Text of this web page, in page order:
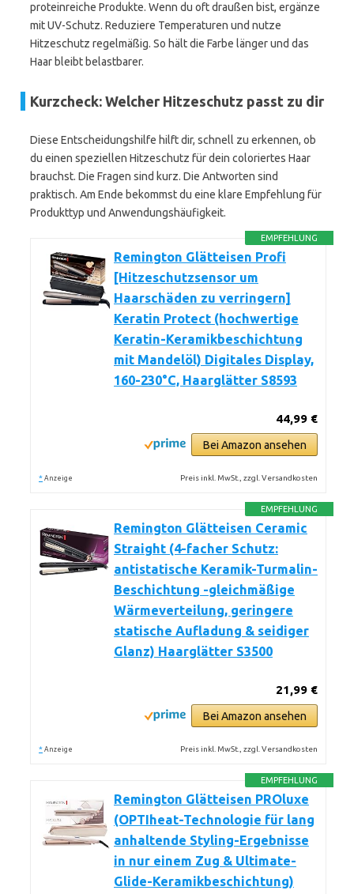
proteinreiche Produkte. Wenn du oft draußen bist, ergänze
mit UV-Schutz. Reduziere Temperaturen und nutze
Hitzeschutz regelmäßig. So hält die Farbe länger und das
Haar bleibt belastbarer.
Kurzcheck: Welcher Hitzeschutz passt zu dir
Diese Entscheidungshilfe hilft dir, schnell zu erkennen, ob
du einen speziellen Hitzeschutz für dein coloriertes Haar
brauchst. Die Fragen sind kurz. Die Antworten sind
praktisch. Am Ende bekommst du eine klare Empfehlung für
Produkttyp und Anwendungshäufigkeit.
EMPFEHLUNG
Remington Glätteisen Profi
[Hitzeschutzsensor um
Haarschäden zu verringern]
Keratin Protect (hochwertige
Keratin-Keramikbeschichtung
mit Mandelöl) Digitales Display,
160-230°C, Haarglätter S8593
44,99 €
Bei Amazon ansehen
* Anzeige Preis inkl. MwSt., zzgl. Versandkosten
EMPFEHLUNG
Remington Glätteisen Ceramic
Straight (4-facher Schutz:
antistatische Keramik-Turmalin-
Beschichtung -gleichmäßige
Wärmeverteilung, geringere
statische Aufladung & seidiger
Glanz) Haarglätter S3500
21,99 €
Bei Amazon ansehen
* Anzeige Preis inkl. MwSt., zzgl. Versandkosten
EMPFEHLUNG
Remington Glätteisen PROluxe
(OPTIheat-Technologie für lang
anhaltende Styling-Ergebnisse
in nur einem Zug & Ultimate-
Glide-Keramikbeschichtung)